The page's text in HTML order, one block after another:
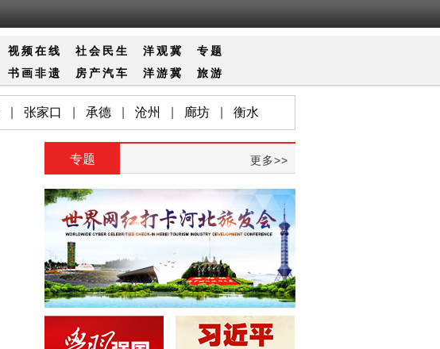
视频在线 社会 民生 洋观冀
专题
书画非遗 房产汽车 洋游冀 旅游
张家口 承德 沧州 廊坊 衡水
专题 更多>>